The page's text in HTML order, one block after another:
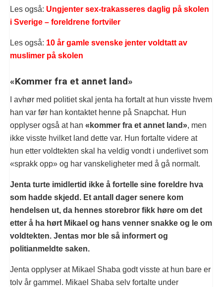
Les også: Ungjenter sex-trakasseres daglig på skolen
i Sverige – foreldrene fortviler
Les også: 10 år gamle svenske jenter voldtatt av
muslimer på skolen
«Kommer fra et annet land»
I avhør med politiet skal jenta ha fortalt at hun visste hvem
han var før han kontaktet henne på Snapchat. Hun
opplyser også at han «kommer fra et annet land», men
ikke visste hvilket land dette var. Hun fortalte videre at
hun etter voldtekten skal ha veldig vondt i underlivet som
«sprakk opp» og har vanskeligheter med å gå normalt.
Jenta turte imidlertid ikke å fortelle sine foreldre hva
som hadde skjedd. Et antall dager senere kom
hendelsen ut, da hennes storebror fikk høre om det
etter å ha hørt Mikael og hans venner snakke og le om
voldtekten. Jentas mor ble så informert og
politianmeldte saken.
Jenta opplyser at Mikael Shaba godt visste at hun bare er
tolv år gammel. Mikael Shaba selv fortalte under